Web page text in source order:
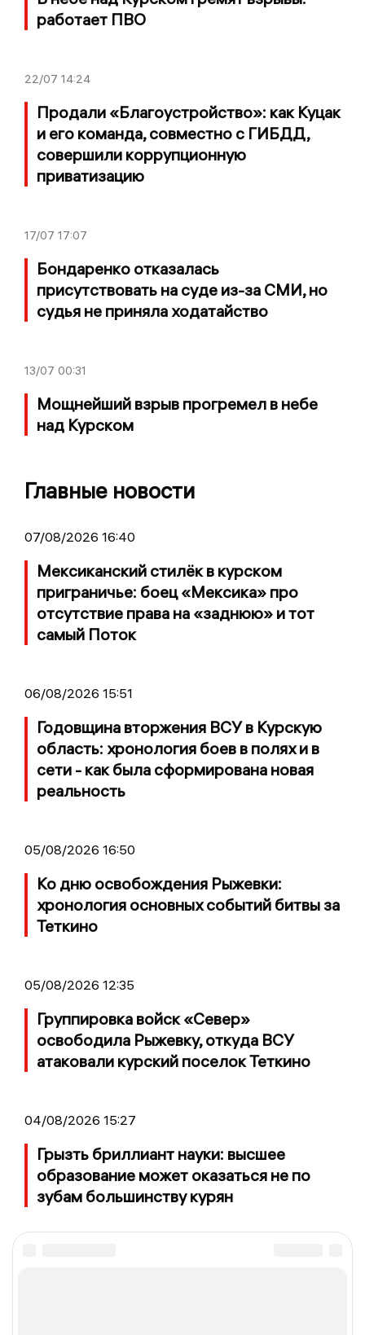
работает ПВО
22/07 14:24
Продали «Благоустройство»: как Куцак
и его команда, совместно с ГИБДД,
совершили коррупционную
приватизацию
17/07 17:07
Бондаренко отказалась
присутствовать на суде из-за СМИ, но
судья не приняла ходатайство
13/07 00:31
Мощнейший взрыв прогремел в небе
над Курском
Главные новости
07/08/2026 16:40
Мексиканский стилёк в курском
приграничье: боец «Мексика» про
отсутствие права на «заднюю» и тот
самый Поток
06/08/2026 15:51
Годовщина вторжения ВСУ в Курскую
область: хронология боев в полях и в
сети - как была сформирована новая
реальность
05/08/2026 16:50
Ко дню освобождения Рыжевки:
хронология основных событий битвы за
Теткино
05/08/2026 12:35
Группировка войск «Север»
освободила Рыжевку, откуда ВСУ
атаковали курский поселок Теткино
04/08/2026 15:27
Грызть бриллиант науки: высшее
образование может оказаться не по
зубам большинству курян